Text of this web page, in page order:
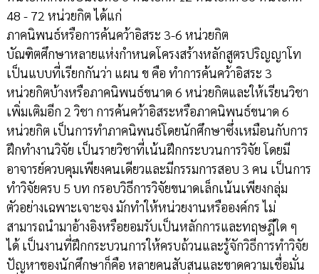
48 - 72 หน่วยกิต ได้แก่
ภาคนิพนธ์หรือการค้นคว้าอิสระ 3-6 หน่วยกิต
บัณฑิตศึกษาหลายแห่งกำหนดโครงสร้างหลักสูตรปริญญาโท
เป็นแบบที่เรียกกันว่า แผน ข คือ ทำการค้นคว้าอิสระ 3
หน่วยกิตบ้างหรือภาคนิพนธ์ขนาด 6 หน่วยกิตและให้เรียนวิชา
เพิ่มเติมอีก 2 วิชา การค้นคว้าอิสระหรือภาคนิพนธ์ขนาด 6
หน่วยกิต เป็นการทำภาคนิพนธ์โดยนักศึกษาซึ่งเหมือนกับการ
ฝึกทำงานวิจัย เป็นรายวิชาที่เน้นฝึกกระบวนการวิจัย โดยมี
อาจารย์ควบคุมเพียงคนเดียวและมีกรรมการสอบ 3 คน เป็นการ
ทำวิจัยครบ 5 บท กรอบวิธีการวิจัยขนาดเล็กเน้นเพียงกลุ่ม
ตัวอย่างเฉพาะเจาะจง มักทำให้หน่วยงานหรือองค์กร ไม่
สามารถนำมาอ้างอิงหรือยอมรับเป็นหลักการและทฤษฎีใด ๆ
ได้ เป็นงานที่ฝึกกระบวนการให้ครบถ้วนและรู้จักวิธีการทำวิจัย
ปัญหาของนักศึกษาก็คือ หลายคนสับสนและขาดความเชื่อมั่น